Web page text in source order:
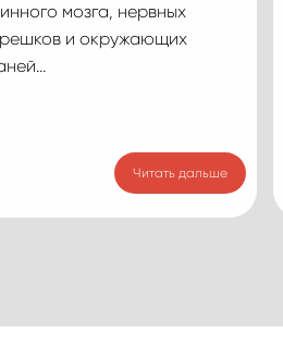
мозга, нервных
и окружающих
Читать дальше